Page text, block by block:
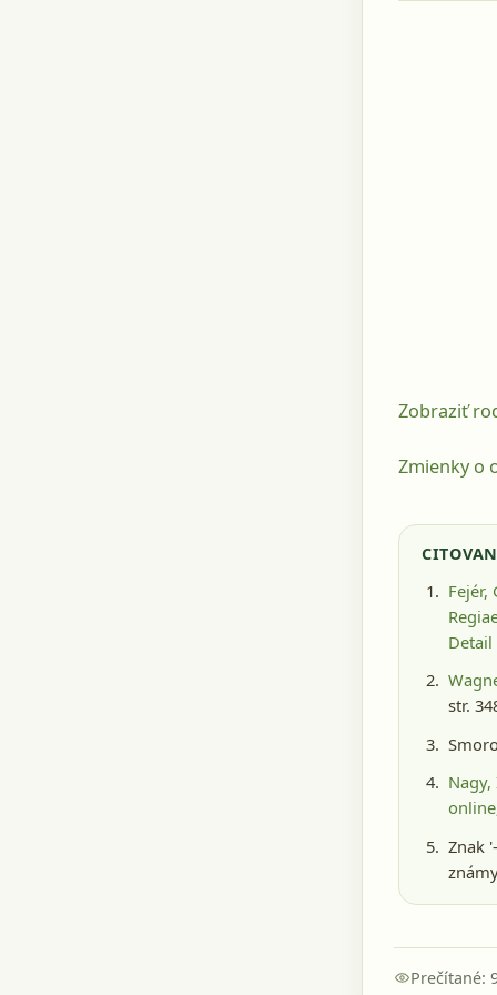
Zobraziť
Zmienky o
Fejér,
Detail
str.
Nagy,
online
Znak
Prečítané: